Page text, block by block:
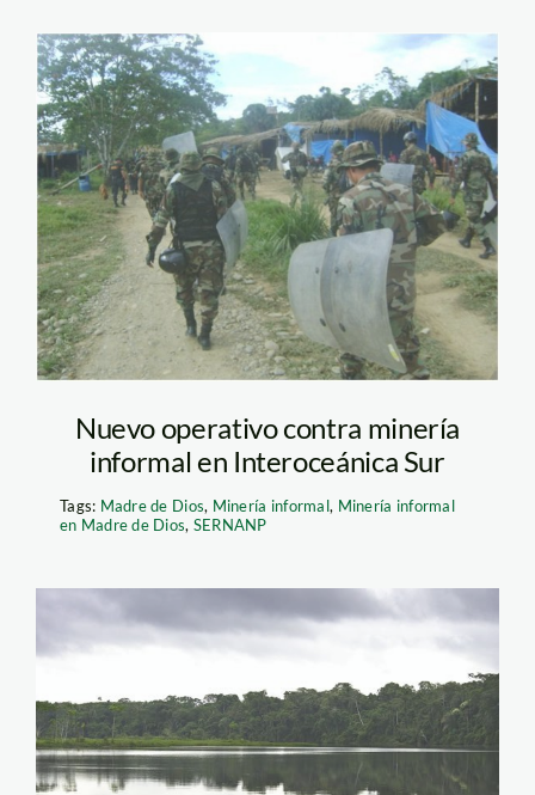
Nuevo operativo contra minería
informal en Interoceánica Sur
Tags: Madre de Dios, Minería informal, Minería informal
en Madre de Dios, SERNANP
Parque Nacional del
Manu. Foto: Thomas
Müller